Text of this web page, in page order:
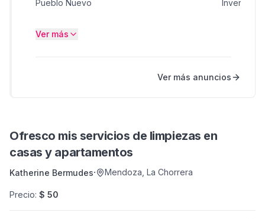
Pueblo Nuevo
Arraiján
Busco
Ver más
Ver más anuncios
Ofresco mis servicios de limpiezas en
casas y apartamentos
Katherine Bermudes· Mendoza La Chorrera
Precio: $ 50